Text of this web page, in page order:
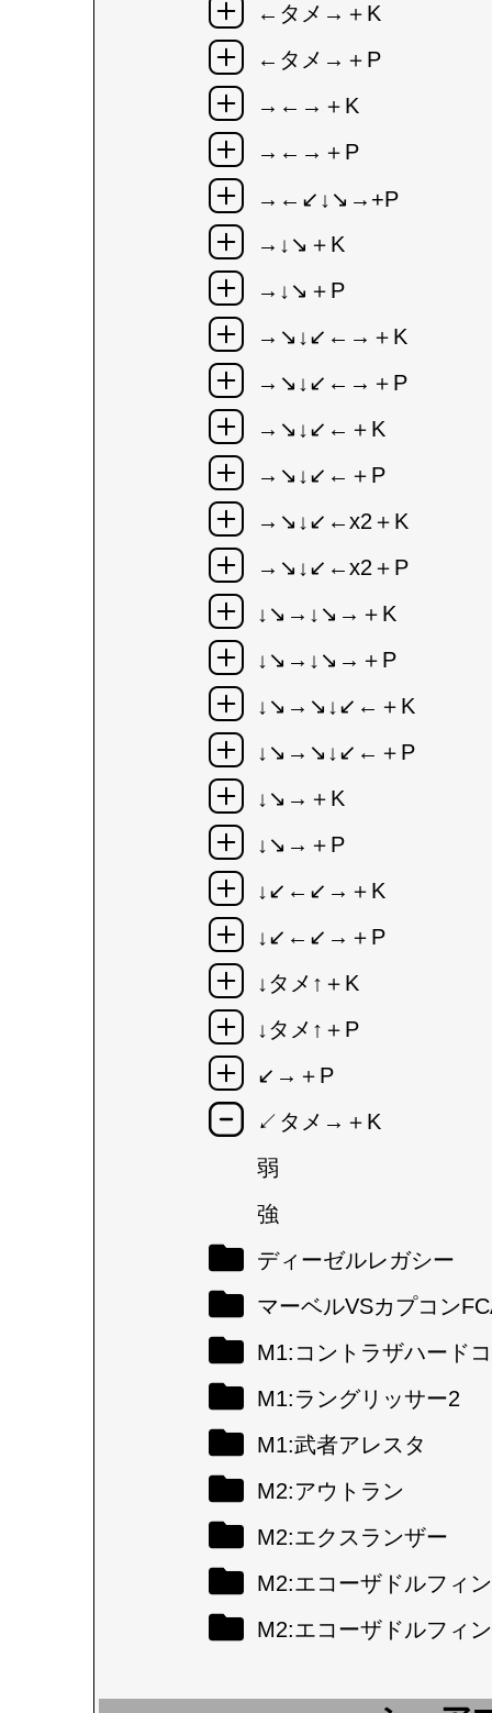
←タメ→＋K
←タメ→＋P
→←→＋K
→←→＋P
→←↙↓↘→+P
→↓↘＋K
→↓↘＋P
→↘↓↙←→＋K
→↘↓↙←→＋P
→↘↓↙←＋K
→↘↓↙←＋P
→↘↓↙←x2＋K
→↘↓↙←x2＋P
↓↘→↓↘→＋K
↓↘→↓↘→＋P
↓↘→↘↓↙←＋K
↓↘→↘↓↙←＋P
↓↘→＋K
↓↘→＋P
↓↙←↙→＋K
↓↙←↙→＋P
↓タメ↑＋K
↓タメ↑＋P
↙→＋P
↙タメ→＋K
弱
強
ディーゼルレガシー
マーベルVSカプコン
M1:コントラザハード
M1:ラングリッサー2
M1:武者アレスタ
M2:アウトラン
M2:エクスランザー
M2:エコーザドルフィン
M2:エコーザドルフィ